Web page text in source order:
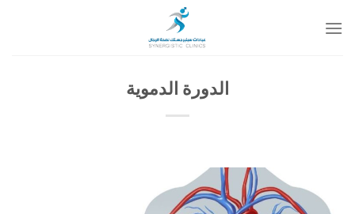
للمحتوى
الدورة الدموية